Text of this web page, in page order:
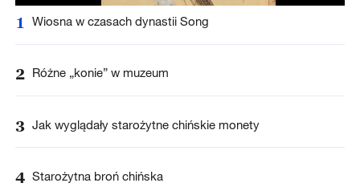
1 Wiosna w czasach dynastii Song
2 Różne „konie” w muzeum
3 Jak wyglądały starożytne chińskie monety
4 Starożytna broń chińska